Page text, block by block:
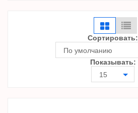
Сортировать:
По умолчанию
Показывать:
15